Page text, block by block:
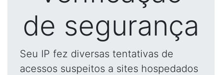
de segurança
Seu IP fez diversas tentativas de
acessos suspeitos a sites hospedados